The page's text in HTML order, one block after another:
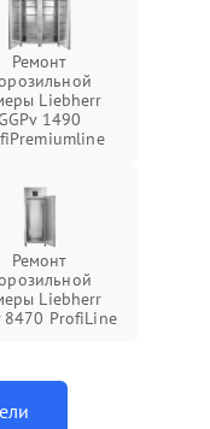
Ремонт
Liebherr
1490
Ремонт
Liebherr
8470 ProfiLine